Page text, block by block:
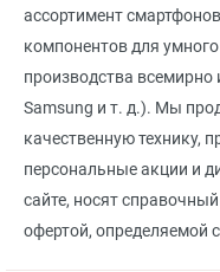
ассортимент
компонентов для
производства всемирно
Samsung и т. д.). Мы
качественную технику,
персональные акции и
сайте, носят
офертой, определяемой